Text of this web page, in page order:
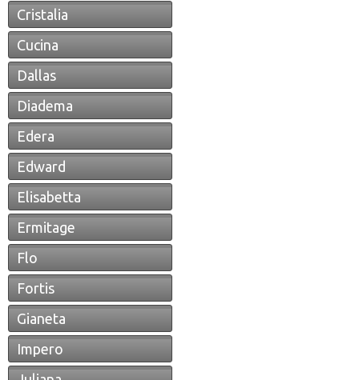
Cristalia
Cucina
Dallas
Diadema
Edera
Edward
Elisabetta
Ermitage
Flo
Fortis
Gianeta
Impero